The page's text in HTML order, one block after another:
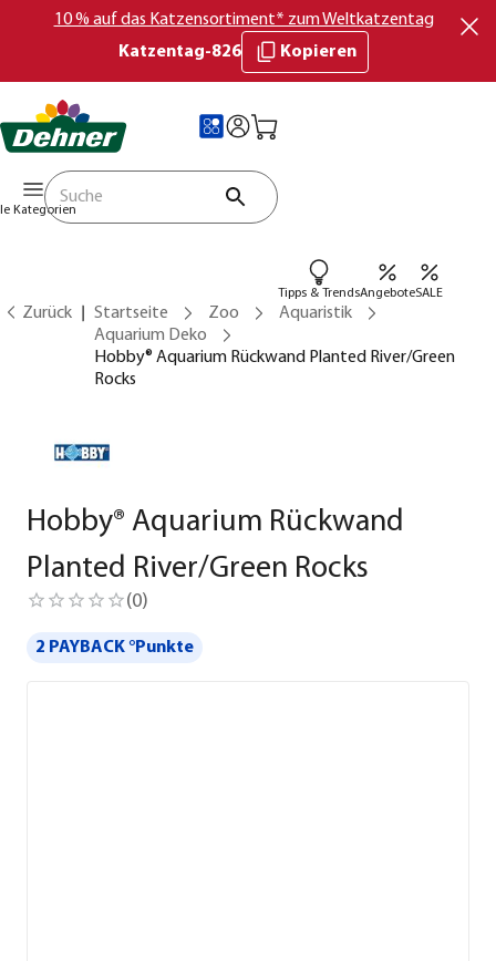
10 % auf das Katzensortiment* zum Weltkatzentag
Katzentag-826
Kopieren
Kategorien
Tipps & TrendsAngeboteSALE
Zurück Startseite Zoo
Aquaristik
Aquarium Deko
Hobby® Aquarium Rückwand Planted River/Green
Rocks
Hobby® Aquarium Rückwand
Planted River/Green Rocks
(0)
2 PAYBACK °Punkte